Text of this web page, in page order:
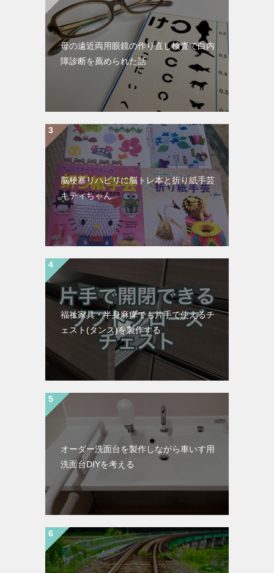
母の遠近両用眼鏡の作り直し検査で白内
障診断を薦められた話
脳梗塞リハビリに脳トレ本と折り紙手芸
キティちゃん
福祉家具・半身麻痺でも片手で使えるチ
ェスト(タンス)を製作する
オーダー洗面台を製作しながら車いす用
洗面台DIYを考える